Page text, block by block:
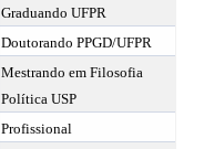
Graduando UFPR
Doutorando PPGD/UFPR
Mestrando em Filosofia
Política USP
Profissional